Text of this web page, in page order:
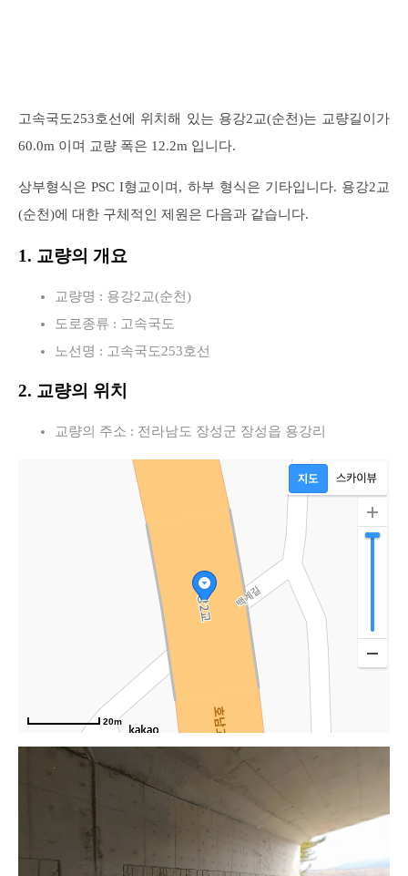
고속국도253호선에 위치해 있는 용강2교(순천)는 교량길이가
60.0m 이며 교량 폭은 12.2m 입니다.
상부형식은 PSC I형교이며, 하부 형식은 기타입니다. 용강2교
(순천)에 대한 구체적인 제원은 다음과 같습니다.
1. 교량의 개요
교량명 : 용강2교(순천)
도로종류 : 고속국도
노선명 : 고속국도253호선
2. 교량의 위치
교량의 주소 : 전라남도 장성군 장성읍 용강리
20m